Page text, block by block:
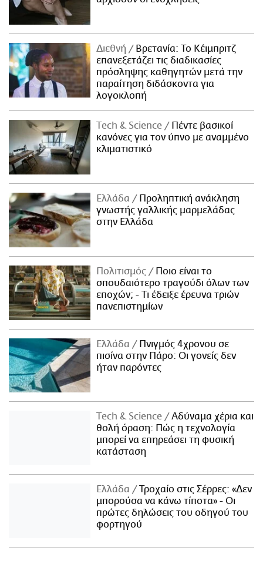
Διεθνή
Βρετανία: Το Κέιμπριτζ
επανεξετάζει τις διαδικασίες
πρόσληψης καθηγητών μετά την
παραίτηση διδάσκοντα για
λογοκλοπή
Τech & Science
Πέντε βασικοί
κανόνες για τον ύπνο με αναμμένο
κλιματιστικό
Ελλάδα
Προληπτική ανάκληση
γνωστής γαλλικής μαρμελάδας
στην Ελλάδα
Πολιτισμός
Ποιο είναι το
σπουδαιότερο τραγούδι όλων των
εποχών; - Τι έδειξε έρευνα τριών
πανεπιστημίων
Ελλάδα
Πνιγμός 4χρονου σε
πισίνα στην Πάρο: Οι γονείς δεν
ήταν παρόντες
Τech & Science
Αδύναμα χέρια και
θολή όραση: Πώς η τεχνολογία
μπορεί να επηρεάσει τη φυσική
κατάσταση
Ελλάδα
Τροχαίο στις Σέρρες: «Δεν
μπορούσα να κάνω τίποτα» - Οι
πρώτες δηλώσεις του οδηγού του
φορτηγού